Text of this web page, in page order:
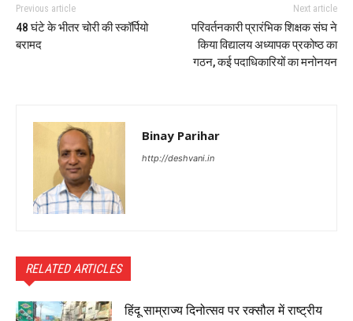
Previous article
48 घंटे के भीतर चोरी की स्कॉर्पियो
बरामद
Next article
परिवर्तनकारी प्रारंभिक शिक्षक संघ ने
किया विद्यालय अध्यापक प्रकोष्ठ का
गठन, कई पदाधिकारियों का मनोनयन
Binay Parihar
http://deshvani.in
RELATED ARTICLES
हिंदू साम्राज्य दिनोत्सव पर रक्सौल में राष्ट्रीय